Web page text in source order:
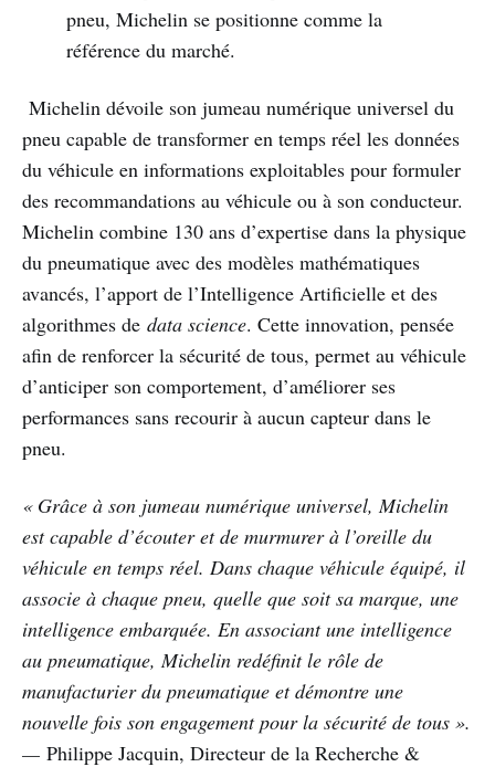
pneu, Michelin se positionne comme la
référence du marché.
Michelin dévoile son jumeau numérique universel du
pneu capable de transformer en temps réel les données
du véhicule en informations exploitables pour formuler
des recommandations au véhicule ou à son conducteur.
Michelin combine 130 ans d’expertise dans la physique
du pneumatique avec des modèles mathématiques
avancés, l’apport de l’Intelligence Artificielle et des
algorithmes de data science. Cette innovation, pensée
afin de renforcer la sécurité de tous, permet au véhicule
d’anticiper son comportement, d’améliorer ses
performances sans recourir à aucun capteur dans le
pneu.
« Grâce à son jumeau numérique universel, Michelin
est capable d’écouter et de murmurer à l’oreille du
véhicule en temps réel. Dans chaque véhicule équipé, il
associe à chaque pneu, quelle que soit sa marque, une
intelligence embarquée. En associant une intelligence
au pneumatique, Michelin redéfinit le rôle de
manufacturier du pneumatique et démontre une
nouvelle fois son engagement pour la sécurité de tous ».
— Philippe Jacquin, Directeur de la Recherche &